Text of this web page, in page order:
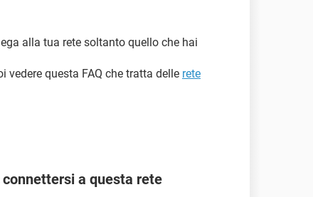
alla tua rete soltanto quello che hai
questa FAQ che tratta delle rete
a questa rete